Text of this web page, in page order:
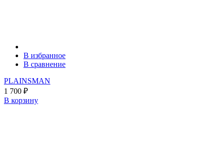
В избранное
В сравнение
PLAINSMAN
1 700 ₽
В корзину